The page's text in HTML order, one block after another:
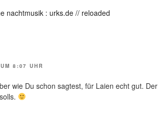
nachtmusik : urks.de // reloaded
8:07 UHR
wie Du schon sagtest, für Laien echt gut.